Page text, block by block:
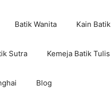
Batik Wanita Kain Batik
Sutra Kemeja Batik Tulis
Blog